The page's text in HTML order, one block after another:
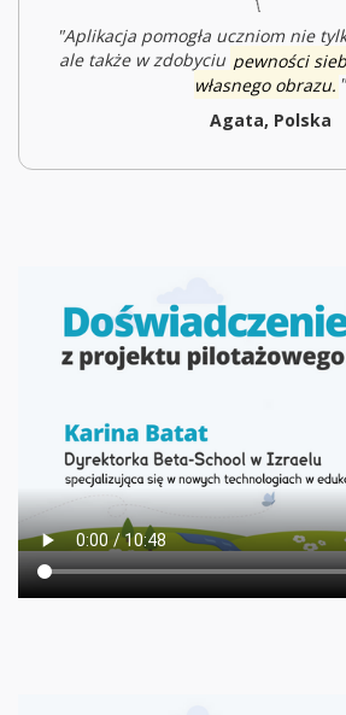
"Aplikacja pomogła uczniom nie
ale także w zdobyciu pewności
własnego obrazu. "
Agata, Polska